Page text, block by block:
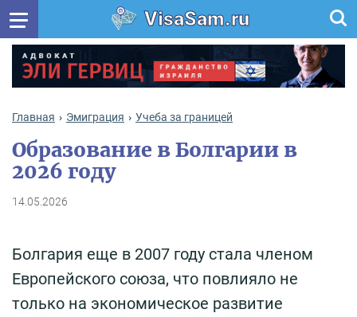
VisaSam.ru
Главная Эмиграция Учеба за границей
Образование в Болгарии в
2026 году
14.05.2026
Болгария еще в 2007 году стала членом
Европейского союза, что повлияло не
только на экономическое развитие